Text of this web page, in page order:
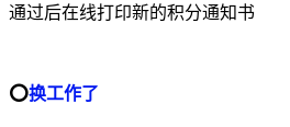
通过后在线打印新的积分通知书
⭕换工作了